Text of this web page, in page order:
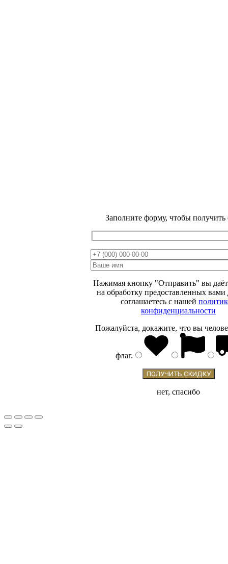
Заполните форму, чтобы получить
Нажимая кнопку "Отправить" вы
на обработку предоставленных
соглашаетесь с нашей
конфиденциальности
Пожалуйста, докажите, что вы
флаг.
нет, спасибо